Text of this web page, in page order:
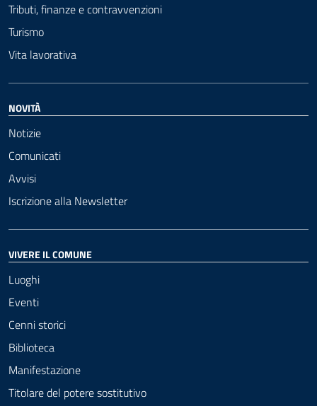
Tributi, finanze e contravvenzioni
Turismo
Vita lavorativa
NOVITÀ
Notizie
Comunicati
Avvisi
Iscrizione alla Newsletter
VIVERE IL COMUNE
Luoghi
Eventi
Cenni storici
Biblioteca
Manifestazione
Titolare del potere sostitutivo